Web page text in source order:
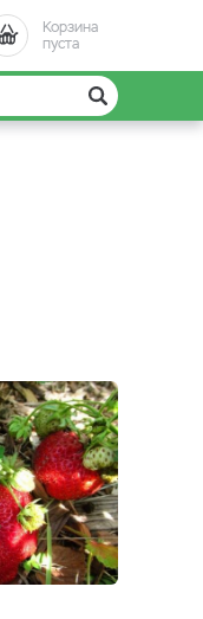
Корзина
пуста